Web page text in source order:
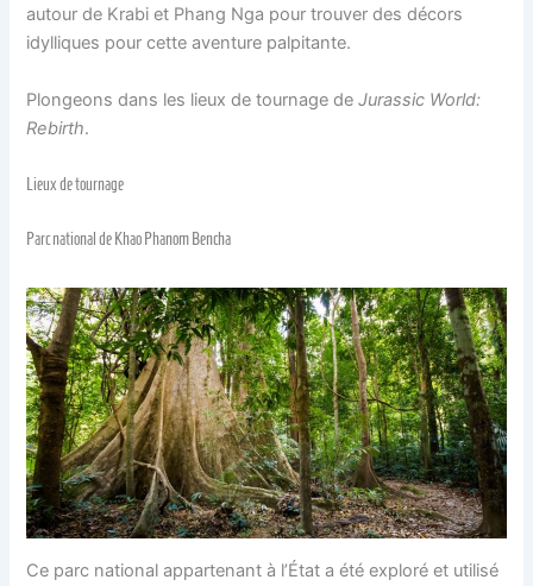
autour de Krabi et Phang Nga pour trouver des décors
idylliques pour cette aventure palpitante.
Plongeons dans les lieux de tournage deJurassic World:
Rebirth.
Lieux de tournage
Parc national de Khao Phanom Bencha
Ce parc national appartenant à l’État a été exploré et utilisé